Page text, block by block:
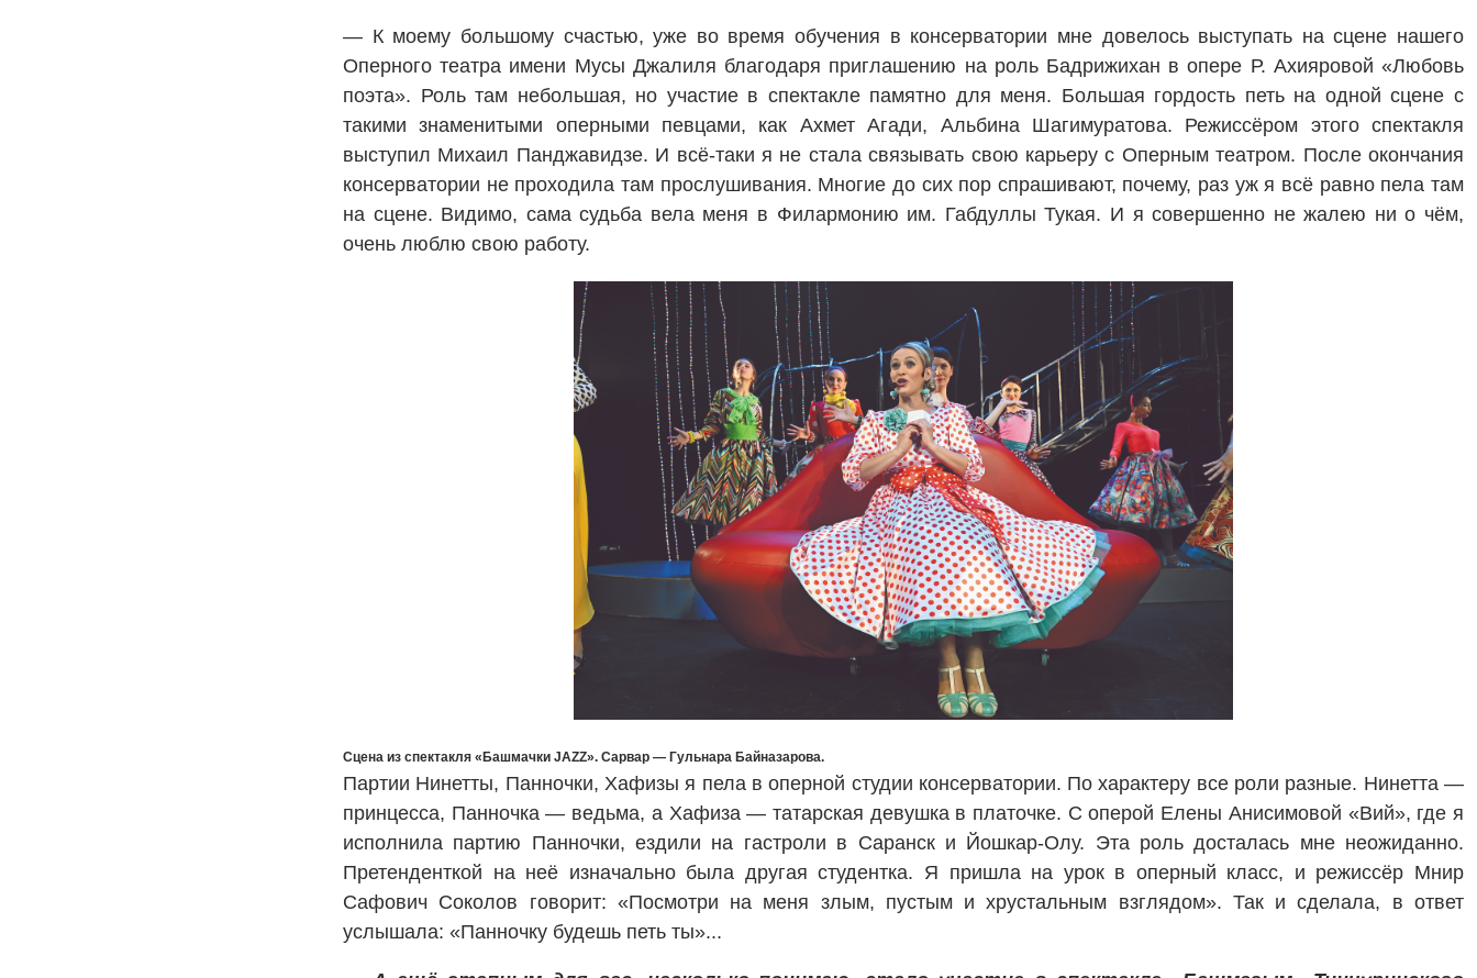
— К моему большому счастью, уже во время обучения в консерватории мне довелось выступать на сцене нашего
Оперного театра имени Мусы Джалиля благодаря приглашению на роль Бадрижихан в опере Р. Ахияровой «Любовь
поэта». Роль там небольшая, но участие в спектакле памятно для меня. Большая гордость петь на одной сцене с
такими знаменитыми оперными певцами, как Ахмет Агади, Альбина Шагимуратова. Режиссёром этого спектакля
выступил Михаил Панджавидзе. И всё-таки я не стала связывать свою карьеру с Оперным театром. После окончания
консерватории не проходила там прослушивания. Многие до сих пор спрашивают, почему, раз уж я всё равно пела там
на сцене. Видимо, сама судьба вела меня в Филармонию им. Габдуллы Тукая. И я совершенно не жалею ни о чём,
очень люблю свою работу.
Сцена из спектакля «Башмачки JAZZ». Сарвар — Гульнара Байназарова.
Партии Нинетты, Панночки, Хафизы я пела в оперной студии консерватории. По характеру все роли разные. Нинетта —
принцесса, Панночка — ведьма, а Хафиза — татарская девушка в платочке. С оперой Елены Анисимовой «Вий», где я
исполнила партию Панночки, ездили на гастроли в Саранск и Йошкар-Олу. Эта роль досталась мне неожиданно.
Претенденткой на неё изначально была другая студентка. Я пришла на урок в оперный класс, и режиссёр Мнир
Сафович Соколов говорит: «Посмотри на меня злым, пустым и хрустальным взглядом». Так и сделала, в ответ
услышала: «Панночку будешь петь ты»...